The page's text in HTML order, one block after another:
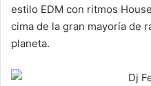
estilo EDM con ritmos
cima de la gran mayoría de
planeta.